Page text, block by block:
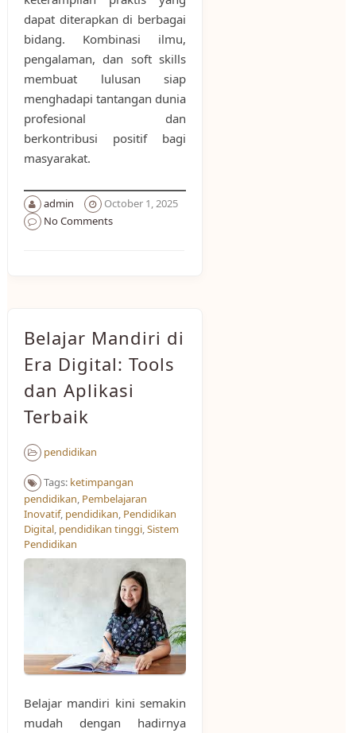
dapat diterapkan di berbagai
bidang. Kombinasi ilmu,
pengalaman, dan soft skills
membuat lulusan siap
menghadapi tantangan dunia
profesional dan
berkontribusi positif bagi
masyarakat.
admin
October 1, 2025
No Comments
Belajar Mandiri di
Era Digital: Tools
dan Aplikasi
Terbaik
pendidikan
Tags: ketimpangan
pendidikan, Pembelajaran
Inovatif, pendidikan, Pendidikan
Digital, pendidikan tinggi,Sistem
Pendidikan
Belajar mandiri kini semakin
mudah dengan hadirnya